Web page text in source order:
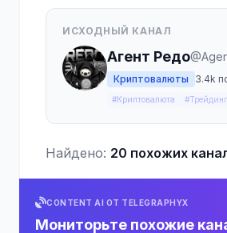
ИСХОДНЫЙ КАНАЛ
Агент Редо
Криптовалюты 3.4k
#Криптовалюта #Трейдинг
Найдено: 20 похожих
CONTENT AI ОТ TELEGRAPHYX
Мониторьте похожие